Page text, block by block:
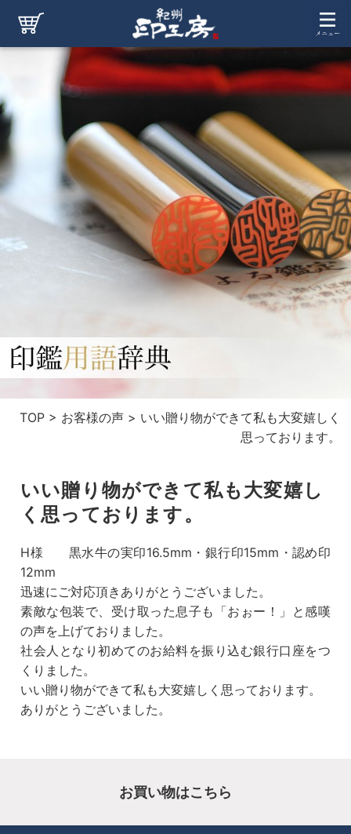
TOP> お客様の声> いい贈り物ができて私も大変嬉しく
思っております。
いい贈り物ができて私も大変嬉し
く思っております。
H様 黒水牛の実印16.5mm・銀行印15mm・認め印
12mm
迅速にご対応頂きありがとうございました。
素敵な包装で、受け取った息子も「おぉー！」と感嘆
の声を上げておりました。
社会人となり初めてのお給料を振り込む銀行口座をつ
くりました。
いい贈り物ができて私も大変嬉しく思っております。
ありがとうございました。
お買い物はこちら